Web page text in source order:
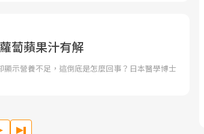
蔔蘋果汁有解
示營養不足，這倒底是怎麼回事？日本醫學博士